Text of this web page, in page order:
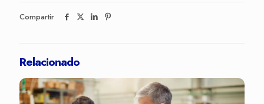
Compartir
Relacionado